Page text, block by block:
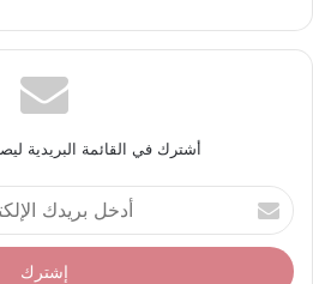
أشترك في القائمة البريدية
أ
د
خ
ل